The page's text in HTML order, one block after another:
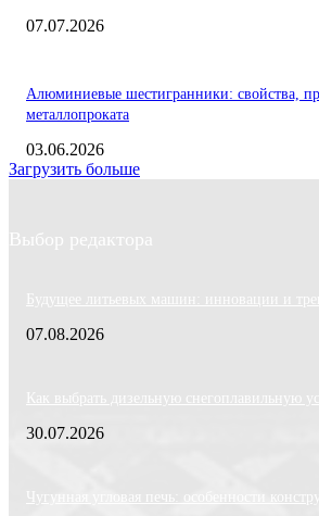
07.07.2026
Алюминиевые шестигранники: свойства,
металлопроката
03.06.2026
Загрузить больше
Выбор редактора
Будущее литьевых машин: инновации и
07.08.2026
Как выбрать дизельную снегоплавильную
30.07.2026
Чугунная угловая печь: особенности